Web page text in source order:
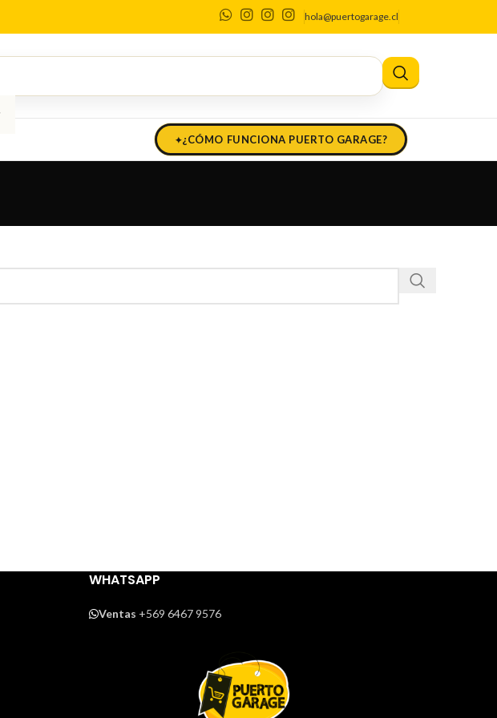
hola@puertogarage.cl
¿CÓMO FUNCIONA PUERTO GARAGE?
WHATSAPP
Ventas +569 6467 9576